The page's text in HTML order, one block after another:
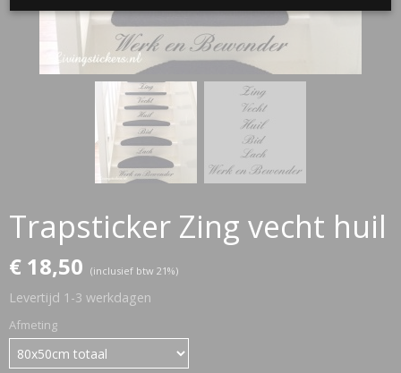
Trapsticker Zing vecht huil
€ 18,50 (inclusief btw 21%)
Levertijd 1-3 werkdagen
Afmeting